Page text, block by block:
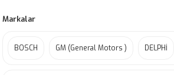
Markalar
BOSCH GM (General Motors ) DELPHİ